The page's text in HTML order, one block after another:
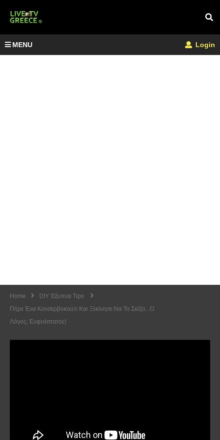
MENU Login
Home
DIY Έξυπνα Tips
Πήρε Ένα Κονσερβοκούτι Και Ξεκίνησε Να Το Σκίζει...Ο
Λόγος; Ευφυέστατος!